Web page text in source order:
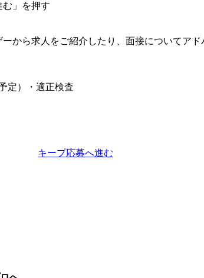
む」を押す
から求人をご紹介したり、面接についてアド
定）・適正検査
キープ応募へ進む